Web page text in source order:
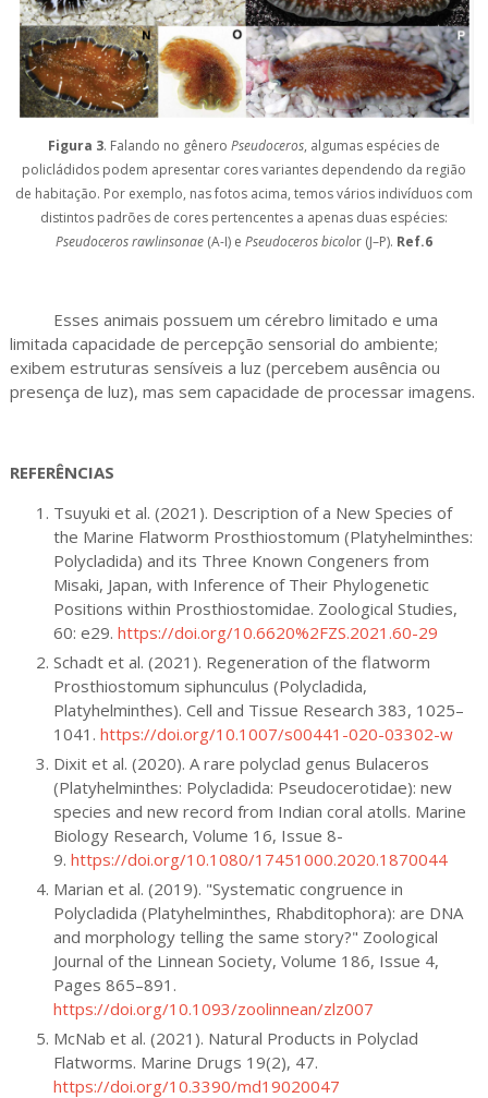
Figura 3. Falando no gênero Pseudoceros, algumas espécies de
policládidos podem apresentar cores variantes dependendo da região
de habitação. Por exemplo, nas fotos acima, temos vários indivíduos com
distintos padrões de cores pertencentes a apenas duas espécies:
Pseudoceros rawlinsonae(A-I) e Pseudoceros bicolor (J–P). Ref.6
Esses animais possuem um cérebro limitado e uma
limitada capacidade de percepção sensorial do ambiente;
exibem estruturas sensíveis a luz (percebem ausência ou
presença de luz), mas sem capacidade de processar imagens.
REFERÊNCIAS
Tsuyuki et al. (2021). Description of a New Species of
the Marine Flatworm Prosthiostomum (Platyhelminthes:
Polycladida) and its Three Known Congeners from
Misaki, Japan, with Inference of Their Phylogenetic
Positions within Prosthiostomidae. Zoological Studies,
60: e29. https://doi.org/10.6620%2FZS.2021.60-29
Schadt et al. (2021). Regeneration of the flatworm
Prosthiostomum siphunculus (Polycladida,
Platyhelminthes). Cell and Tissue Research 383, 1025–
1041. https://doi.org/10.1007/s00441-020-03302-w
Dixit et al. (2020). A rare polyclad genus Bulaceros
(Platyhelminthes: Polycladida: Pseudocerotidae): new
species and new record from Indian coral atolls. Marine
Biology Research, Volume 16, Issue 8-
9. https://doi.org/10.1080/17451000.2020.1870044
Marian et al. (2019). "Systematic congruence in
Polycladida (Platyhelminthes, Rhabditophora): are DNA
and morphology telling the same story?" Zoological
Journal of the Linnean Society, Volume 186, Issue 4,
Pages 865–891.
https://doi.org/10.1093/zoolinnean/zlz007
McNab et al. (2021). Natural Products in Polyclad
Flatworms. Marine Drugs 19(2), 47.
https://doi.org/10.3390/md19020047